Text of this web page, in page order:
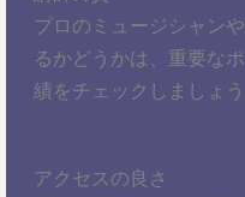
プロのミュージシャン
るかどうかは、重要な
績をチェックしましょう
アクセスの良さ